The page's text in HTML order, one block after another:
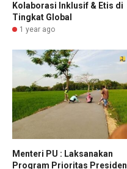
Kolaborasi Inklusif & Etis di
Tingkat Global
1 year ago
Menteri PU : Laksanakan
Program Prioritas Presiden